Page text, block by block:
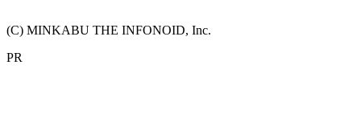
(C) MINKABU THE INFONOID, Inc.
PR